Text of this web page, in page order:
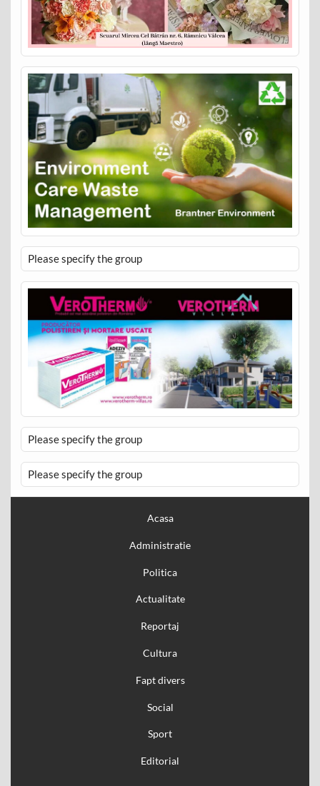
Please specify the group
Please specify the group
Please specify the group
Acasa
Administratie
Politica
Actualitate
Reportaj
Cultura
Fapt divers
Social
Sport
Editorial